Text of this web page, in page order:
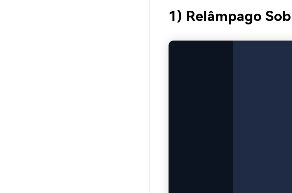
1) Relâmpago